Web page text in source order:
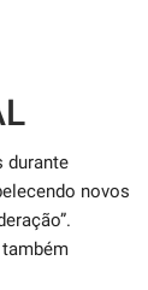
durante
novos